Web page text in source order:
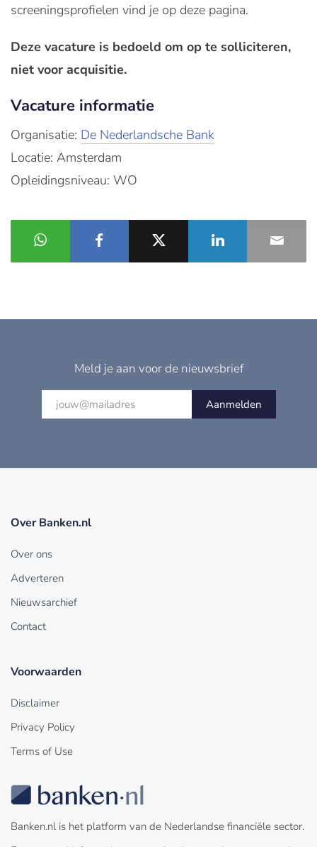
screeningsprofielen vind je op deze pagina.
Deze vacature is bedoeld om op te solliciteren,
niet voor acquisitie.
Vacature informatie
Organisatie: De Nederlandsche Bank
Locatie: Amsterdam
Opleidingsniveau: WO
Meld je aan voor de nieuwsbrief
Aanmelden
Over Banken.nl
Over ons
Adverteren
Nieuwsarchief
Contact
Voorwaarden
Disclaimer
Privacy Policy
Terms of Use
Banken.nl is het platform van de Nederlandse financiële sector.